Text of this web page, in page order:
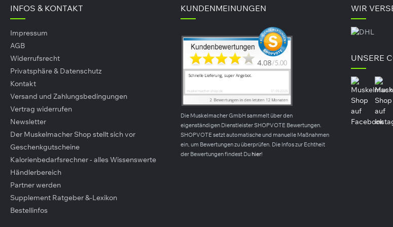
dienen nicht als Nahrungsersatz, sondern als Ergänzung der Ernährung bei Bedarf. Wir
eine gesunde Lebensführung. Nicht für Kinder, Jugendliche, Schwangere und stillende Mütter geeignet. Passen Sie
empfohlene tägliche Verzehrmenge darf nicht überschritten werden. Bitte außerhalb der Reichweite von
INFOS & KONTAKT
Impressum
AGB
Widerrufsrecht
Privatsphäre & Datenschutz
Kontakt
Versand und Zahlungsbedingungen
Vertrag widerrufen
Newsletter
Der Muskelmacher Shop stellt sich vor
Geschenkgutscheine
Kalorienbedarfsrechner - alles Wissenswerte
Händlerbereich
Partner werden
Supplement Ratgeber &-Lexikon
Bestellinfos
KUNDENMEINUNGEN
Die Muskelmacher GmbH sammelt über den
eigenständigen Dienstleister SHOPVOTE Bewertungen.
SHOPVOTE setzt automatische und manuelle Maßnahmen
ein, um Bewertungen zu überprüfen. Die Infos zur Echtheit
der Bewertungen findest Du hier!
WIR
UNSERE